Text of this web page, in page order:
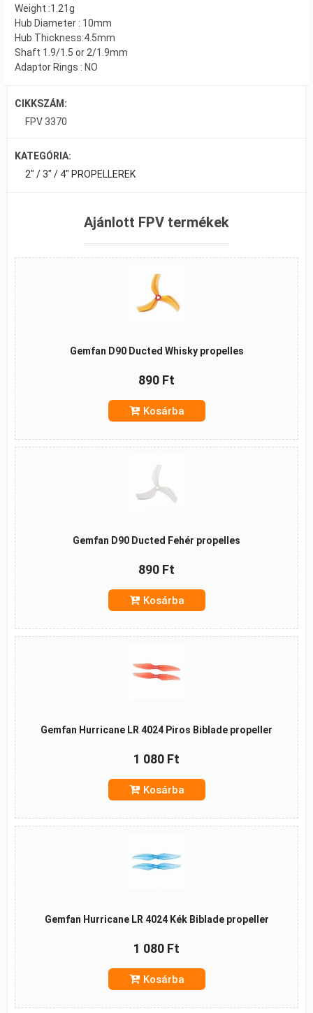
Weight :1.21g
Hub Diameter : 10mm
Hub Thickness:4.5mm
Shaft 1.9/1.5 or 2/1.9mm
Adaptor Rings : NO
CIKKSZÁM:
FPV 3370
KATEGÓRIA:
2" / 3" / 4" PROPELLEREK
Ajánlott FPV termékek
Gemfan D90 Ducted Whisky propelles
890 Ft
Kosárba
Gemfan D90 Ducted Fehér propelles
890 Ft
Kosárba
Gemfan Hurricane LR 4024 Piros Biblade propeller
1 080 Ft
Kosárba
Gemfan Hurricane LR 4024 Kék Biblade propeller
1 080 Ft
Kosárba